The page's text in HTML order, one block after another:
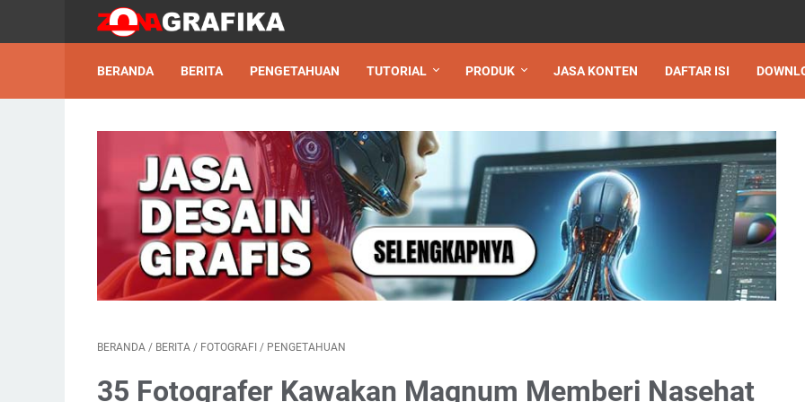
BERANDA BERITA PENGETAHUAN TUTORIAL PRODUK JASA KONTEN DAFTAR ISI
BERANDA / BERITA / FOTOGRAFI / PENGETAHUAN
35 Fotografer Kawakan Magnum Memberi Nasehat